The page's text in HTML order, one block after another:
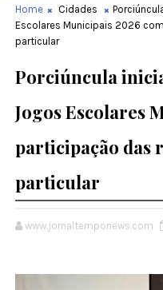
Home Cidades
Escolares Municipais 2026
particular
Porciúncula
Jogos Escolares
participação das
particular
www.jornaltemponews.com